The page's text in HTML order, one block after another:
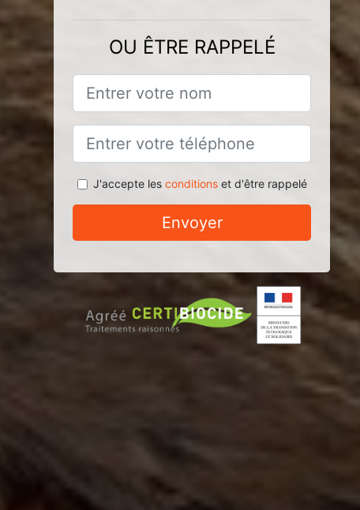
OU ÊTRE RAPPELÉ
J'accepte les conditionset d'être rappelé
Envoyer